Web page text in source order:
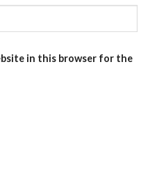
in this browser for the